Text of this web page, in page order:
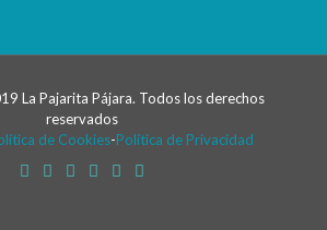
La Pajarita Pájara. Todos los derechos
reservados
de Cookies-Política de Privacidad